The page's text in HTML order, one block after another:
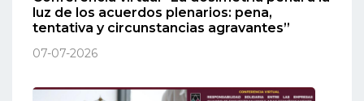
luz de los acuerdos plenarios: pena,
tentativa y circunstancias agravantes”
07-07-2026